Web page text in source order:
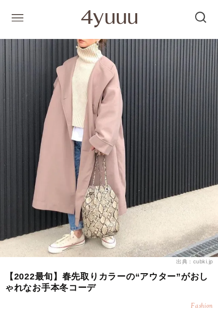
出典：cubki.jp
【2022最旬】春先取りカラーの“アウター”がおし
ゃれなお手本冬コーデ
Fashion